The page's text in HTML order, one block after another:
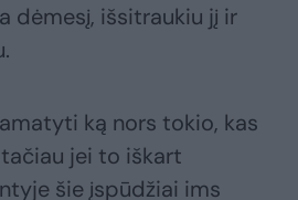
dėmesį, išsitraukiu jį ir
ką nors tokio, kas
jei to iškart
šie įspūdžiai ims